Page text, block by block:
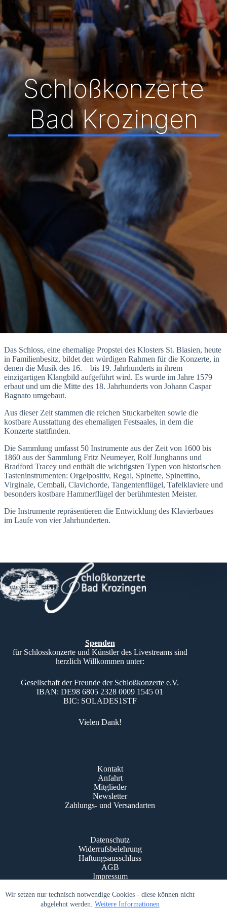
Wir setzen nur technisch notwendige Cookies - diese können nicht
abgelehnt werden. Weitere Informationen
Schloßkonzerte
Bad Krozingen
Das Schloss, eine ehemalige Propstei des Klosters St. Blasien, heute
in Familienbesitz, bildet den würdigen Rahmen für die Konzerte, in
denen die Musik des 16. – bis 19. Jahrhunderts in ihrem
einzigartigen Klangbild aufgeführt wird. Es wurde im Jahre 1579
erbaut und um die Mitte des 18. Jahrhunderts von Johann Caspar
Bagnato umgebaut.
Aus dieser Zeit stammen die reichen Stuckarbeiten sowie die
kostbare Ausstattung des ehemaligen Festsaales, in dem die
Konzerte stattfinden.
Die Sammlung umfasst 50 Instrumente aus der Zeit von 1600 bis
1860 aus der Sammlung Fritz Neumeyer, Rolf Junghanns und
Bradford Tracey und enthält die wichtigsten Typen von historischen
Tasteninstrumenten: Orgelpositiv, Regal, Spinette, Spinettino,
Virginale, Cembali, Clavichorde, Tangentenflügel, Tafelklaviere und
besonders kostbare Hammerflügel der berühmtesten Meister.
Die Instrumente repräsentieren die Entwicklung des Klavierbaues
im Laufe von vier Jahrhunderten.
Spenden
für Schlosskonzerte und Künstler des Livestreams sind
herzlich Willkommen unter:
Gesellschaft der Freunde der Schloßkonzerte e.V.
IBAN: DE98 6805 2328 0009 1545 01
BIC: SOLADES1STF
Vielen Dank!
Kontakt
Anfahrt
Mitglieder
Newsletter
Zahlungs- und Versandarten
Datenschutz
Widerrufsbelehrung
Haftungsausschluss
AGB
Impressum